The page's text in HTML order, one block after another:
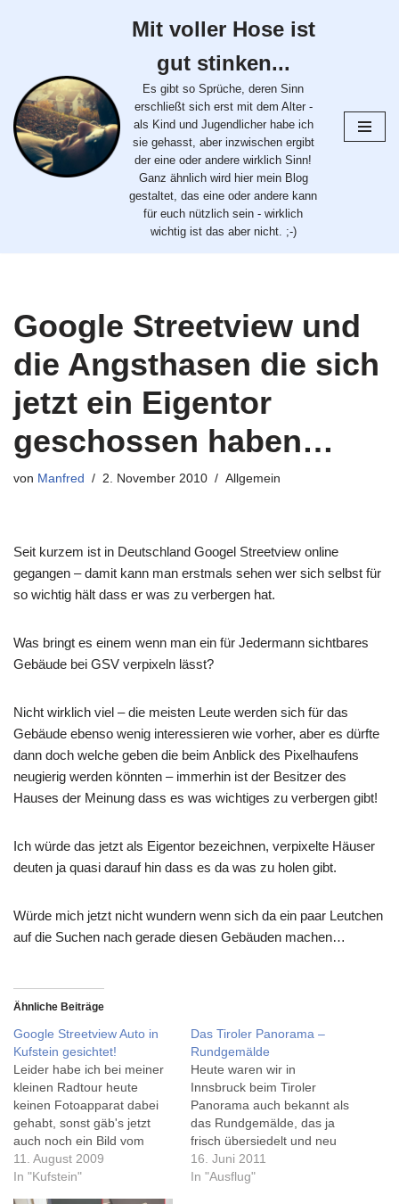
springen
Mit voller Hose ist
gut stinken...
Es gibt so Sprüche, deren Sinn
erschließt sich erst mit dem Alter -
als Kind und Jugendlicher habe ich
sie gehasst, aber inzwischen ergibt
der eine oder andere wirklich Sinn!
Ganz ähnlich wird hier mein Blog
gestaltet, das eine oder andere kann
für euch nützlich sein - wirklich
wichtig ist das aber nicht. ;-)
Google Streetview und
die Angsthasen die sich
jetzt ein Eigentor
geschossen haben…
von Manfred 2. November 2010 Allgemein
Seit kurzem ist in Deutschland Googel Streetview online
gegangen – damit kann man erstmals sehen wer sich selbst für
so wichtig hält dass er was zu verbergen hat.
Was bringt es einem wenn man ein für Jedermann sichtbares
Gebäude bei GSV verpixeln lässt?
Nicht wirklich viel – die meisten Leute werden sich für das
Gebäude ebenso wenig interessieren wie vorher, aber es dürfte
dann doch welche geben die beim Anblick des Pixelhaufens
neugierig werden könnten – immerhin ist der Besitzer des
Hauses der Meinung dass es was wichtiges zu verbergen gibt!
Ich würde das jetzt als Eigentor bezeichnen, verpixelte Häuser
deuten ja quasi darauf hin dass es da was zu holen gibt.
Würde mich jetzt nicht wundern wenn sich da ein paar Leutchen
auf die Suchen nach gerade diesen Gebäuden machen…
Ähnliche Beiträge
Google Streetview Auto in
Kufstein gesichtet!
Leider habe ich bei meiner
kleinen Radtour heute
keinen Fotoapparat dabei
gehabt, sonst gäb's jetzt
auch noch ein Bild vom
Google Streetview Auto
:-)Ich hatte heute das Glück
11. August 2009
In "Kufstein"
Das Tiroler Panorama –
Rundgemälde
Heute waren wir in
Innsbruck beim Tiroler
Panorama auch bekannt als
das Rundgemälde, das ja
frisch übersiedelt und neu
gestaltet wurde.Eines
vorweg, das Rundgemälde
16. Juni 2011
In "Ausflug"